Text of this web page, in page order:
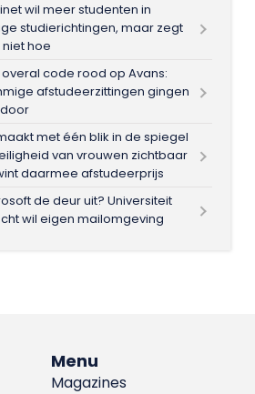
wil meer studenten in
studierichtingen, maar zegt
hoe
overal code rood op Avans:
afstudeerzittingen gingen
met één blik in de spiegel
van vrouwen zichtbaar
daarmee afstudeerprijs
de deur uit? Universiteit
wil eigen mailomgeving
Menu
Magazines